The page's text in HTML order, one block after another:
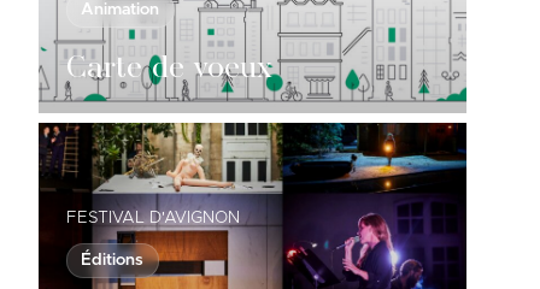
Animation
Carte de voeux
FESTIVAL D'AVIGNON
Éditions